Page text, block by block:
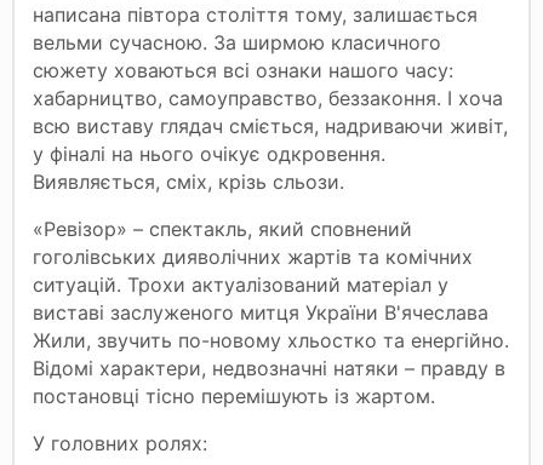
написана півтора століття тому, залишається
вельми сучасною. За ширмою класичного
сюжету ховаються всі ознаки нашого часу:
хабарництво, самоуправство, беззаконня. І хоча
всю виставу глядач сміється, надриваючи живіт,
у фіналі на нього очікує одкровення.
Виявляється, сміх, крізь сльози.
«Ревізор» – спектакль, який сповнений
гоголівських дияволічних жартів та комічних
ситуацій. Трохи актуалізований матеріал у
виставі заслуженого митця України В'ячеслава
Жили, звучить по-новому хльостко та енергійно.
Відомі характери, недвозначні натяки – правду в
постановці тісно перемішують із жартом.
У головних ролях: